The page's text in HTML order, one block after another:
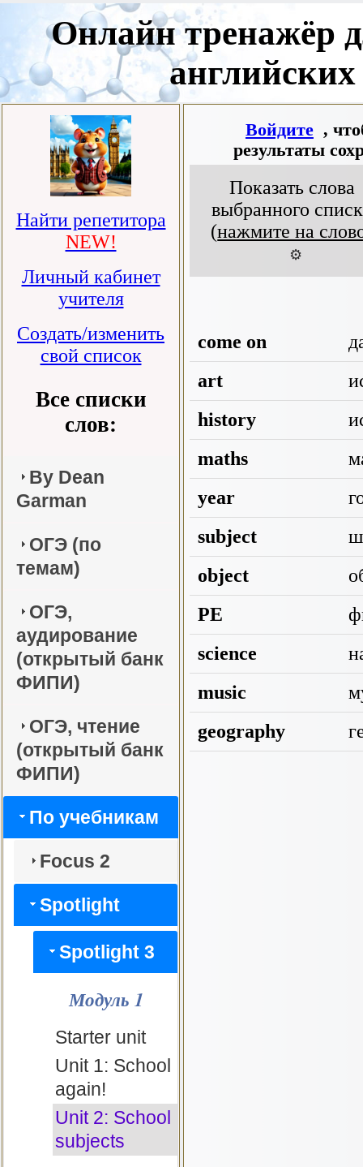
Онлайн тренажёр
английских
Найти репетитора
NEW!
Личный кабинет
учителя
Создать/изменить
свой список
Все списки
слов:
By Dean
Garman
ОГЭ (по
темам)
ОГЭ,
аудирование
(открытый банк
ФИПИ)
ОГЭ, чтение
(открытый банк
ФИПИ)
По учебникам
Focus 2
Spotlight
Spotlight 3
Модуль 1
Starter unit
Unit 1: School
again!
Unit 2: School
subjects
Войдите ,
результаты
Показать слова
выбранного
(нажмите на
⚙️
come on
art
history
maths
year
subject
object
PE
science
music
geography